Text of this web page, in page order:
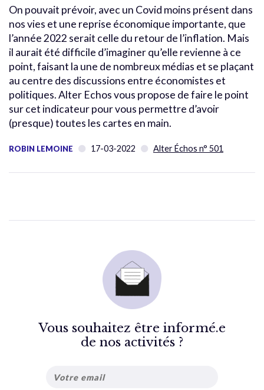
On pouvait prévoir, avec un Covid moins présent dans
nos vies et une reprise économique importante, que
l’année 2022 serait celle du retour de l’inflation. Mais
il aurait été difficile d’imaginer qu’elle revienne à ce
point, faisant la une de nombreux médias et se plaçant
au centre des discussions entre économistes et
politiques. Alter Echos vous propose de faire le point
sur cet indicateur pour vous permettre d’avoir
(presque) toutes les cartes en main.
ROBIN LEMOINE 17-03-2022 Alter Échos n° 501
Vous souhaitez être informé.e
de nos activités ?